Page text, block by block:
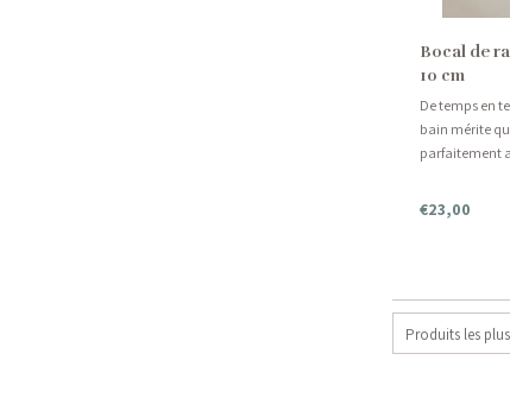
Bocal de
10 cm
De temps en
bain mérite
parfaitement
€23,00
Produits les